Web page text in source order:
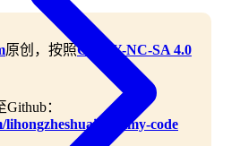
原创，按照CC BY-NC-SA 4.0
：
yummy-code